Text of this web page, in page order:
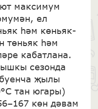
максимум
ел
һәм көньяк-
төньяк һәм
кабатлана.
сезонда
җылы
тан югары)
көн дәвам